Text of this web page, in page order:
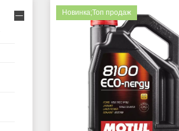
Новинка;Топ продаж